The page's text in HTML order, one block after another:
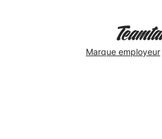
Marque employeur